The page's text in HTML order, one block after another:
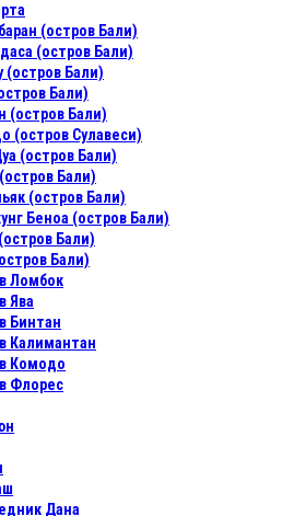
(остров Бали)
(остров Бали)
(остров Бали)
Бали)
(остров Бали)
(остров Сулавеси)
(остров Бали)
Бали)
(остров Бали)
Беноа (остров Бали)
Бали)
Бали)
Ломбок
Ява
Бинтан
Калимантан
Комодо
Флорес
Дана